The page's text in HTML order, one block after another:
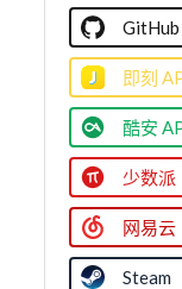
GitHub
即刻
酷安
少数派
网易云
Steam